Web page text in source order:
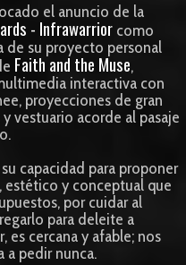
el anuncio de la
- Infrawarrior como
de su proyecto personal
Faith and the Muse,
interactiva con
proyecciones de gran
vestuario acorde al pasaje
capacidad para proponer
estético y conceptual que
por cuidar al
para deleite a
es cercana y afable; nos
a pedir nunca.